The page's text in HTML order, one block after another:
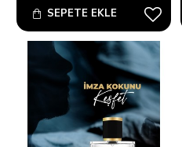
SEPETE EKLE